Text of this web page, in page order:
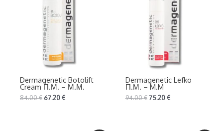
Dermagenetic Botolift
Cream Π.Μ. – Μ.Μ.
84.00€ 67.20€
Dermagenetic Lefko
Π.Μ. – M.M
94.00€ 75.20€